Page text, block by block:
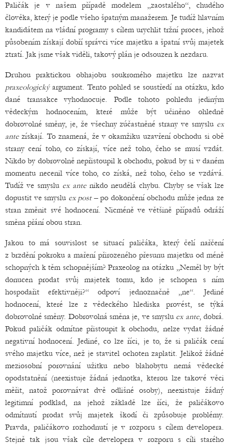
Paličák je v našem případě modelem „zaostalého“, chudého
člověka, který je podle všeho špatným manažerem. Je tudíž hlavním
kandidátem na vládní programy s cílem urychlit tržní proces, jehož
působením získají dobří správci více majetku a špatní svůj majetek
ztratí. Jak jsme však viděli, takový plán je odsouzen k nezdaru.
Druhou praktickou obhajobu soukromého majetku lze nazvat
praxeologickýargument. Tento pohled se soustředí na otázku, kdo
dané transakce vyhodnocuje. Podle tohoto pohledu jediným
vědeckým hodnocením, které může být učiněno ohledně
dobrovolné směny, je, že všechny zúčastněné strany ve smyslu ex
antezískají. To znamená, že v okamžiku uzavření obchodu si obě
strany cení toho, co získají, více než toho, čeho se musí vzdát.
Nikdo by dobrovolně nepřistoupil k obchodu, pokud by si v daném
momentu necenil více toho, co získá, než toho, čeho se vzdává.
Tudíž ve smyslu ex ante nikdo neudělá chybu. Chyby se však lze
dopustit ve smyslu ex post– po dokončení obchodu může jedna ze
stran změnit své hodnocení. Nicméně ve většině případů odráží
směna přání obou stran.
Jakou to má souvislost se situací paličáka, který čelí nařčení
z brzdění pokroku a maření přirozeného přesunu majetku od méně
schopných k těm schopnějším? Praxeolog na otázku „Neměl by být
donucen prodat svůj majetek tomu, kdo je schopen s ním
hospodařit efektivněji?“ odpoví jednoznačně „ne“. Jediné
hodnocení, které lze z vědeckého hlediska provést, se týká
dobrovolné směny. Dobrovolná směna je, ve smyslu ex ante, dobrá.
Pokud paličák odmítne přistoupit k obchodu, nelze vydat žádné
negativní hodnocení. Jediné, co lze říci, je to, že si paličák cení
svého majetku více, než je stavitel ochoten zaplatit. Jelikož žádné
meziosobní porovnání užitku nebo blahobytu nemá vědecké
opodstatnění (neexistuje žádná jednotka, kterou lze takové věci
měřit, natož porovnávat dvě odlišné osoby), neexistuje žádný
legitimní podklad, na jehož základě lze říci, že paličákovo
odmítnutí prodat svůj majetek škodí či způsobuje problémy.
Pravda, paličákovo rozhodnutí je v rozporu s cílem developera.
Stejně tak jsou však cíle developera v rozporu s cíli starého